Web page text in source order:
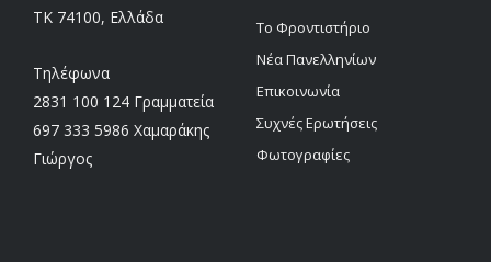
TK 74100, Ελλάδα
Τηλέφωνα
2831 100 124 Γραμματεία
697 333 5986 Χαμαράκης
Γιώργος
Το Φροντιστήριο
Νέα Πανελληνίων
Επικοινωνία
Συχνές Ερωτήσεις
Φωτογραφίες